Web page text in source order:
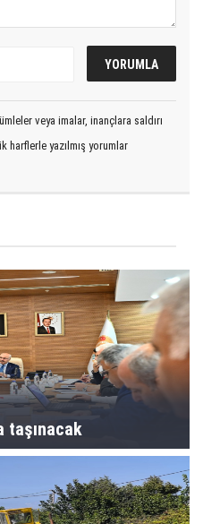
veya imalar, inançlara saldırı
harflerle yazılmış yorumlar
taşınacak